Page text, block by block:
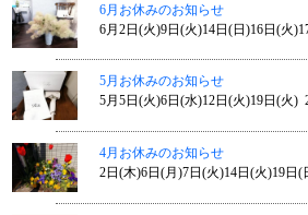
6月お休みのお知らせ
6月2日(火)9日(火)14日(日)16日(火
5月お休みのお知らせ
5月5日(火)6日(水)12日(火)19日(火
4月お休みのお知らせ
2日(木)6日(月)7日(火)14日(火)19日